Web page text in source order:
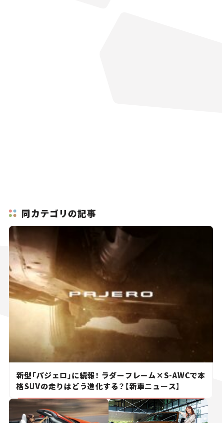
同カテゴリの記事
新型「パジェロ」に続報！ ラダーフレーム×S-AWCで本
格SUVの走りはどう進化する？【新車ニュース】